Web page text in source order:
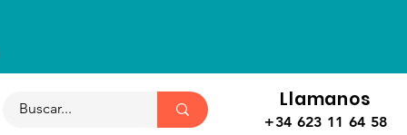
Llamanos
+34 623 11 64 58